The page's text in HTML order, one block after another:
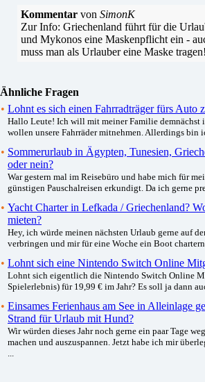
Kommentar von SimonK
Zur Info: Griechenland führt für die
und Mykonos eine Maskenpflicht ein -
muss man als Urlauber eine Maske tragen!
Ähnliche Fragen
• Lohnt es sich einen Fahrradträger fürs Auto
Hallo Leute! Ich will mit meiner Familie demnächst
wollen unsere Fahrräder mitnehmen. Allerdings bin
• Sommerurlaub in Ägypten, Tunesien,
oder nein?
War gestern mal im Reisebüro und habe mich für
günstigen Pauschalreisen erkundigt. Da ich gerne
• Yacht Charter in Lefkada / Griechenland?
mieten?
Hey, ich würde meinen nächsten Urlaub gerne auf
verbringen und mir für eine Woche ein Boot
• Lohnt sich eine Nintendo Switch Online
Lohnt sich eigentlich die Nintendo Switch Online
Spielerlebnis) für 19,99 € im Jahr? Es soll ja dann
• Einsames Ferienhaus am See in Alleinlage
Strand für Urlaub mit Hund?
Wir würden dieses Jahr noch gerne ein paar Tage
machen und auszuspannen. Jetzt habe ich mir